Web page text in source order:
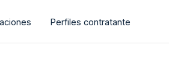
Perfiles contratante